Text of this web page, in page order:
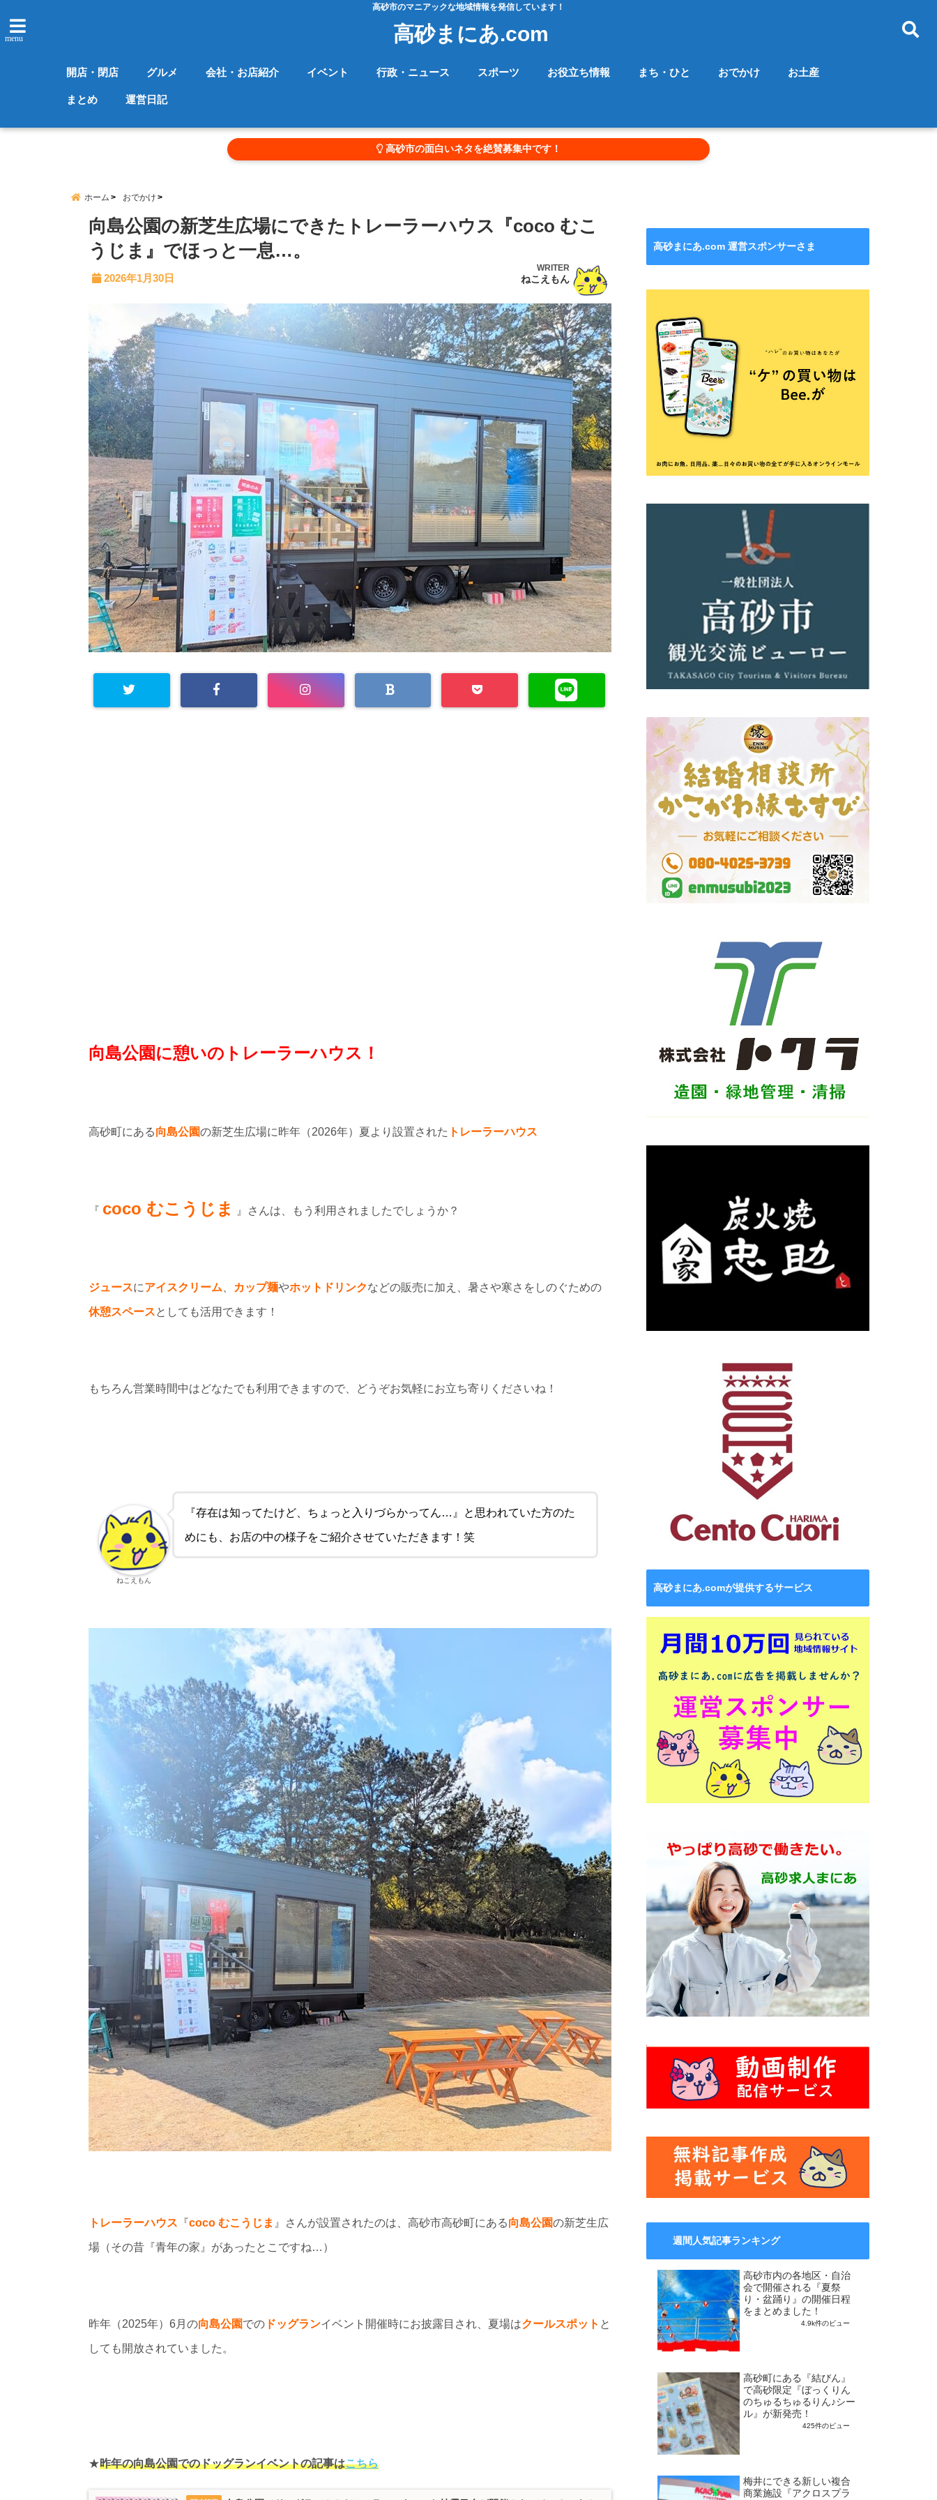
高砂市のマニアックな地域情報を発信しています！
menu 高砂まにあ.com
開店・閉店 グルメ 会社・お店紹介 イベント 行政・ニュース スポーツ お役立ち情報 まち・ひと おでかけ お土産
まとめ 運営日記
高砂市の面白いネタを絶賛募集中です！
ホーム おでかけ
向島公園の新芝生広場にできたトレーラーハウス『coco むこ
うじま』でほっと一息…。
2026年1月30日
WRITER
ねこえもん
向島公園に憩いのトレーラーハウス！
高砂町にある向島公園の新芝生広場に昨年（2026年）夏より設置された トレーラーハウス
『 coco むこうじま 』さんは、もう利用されましたでしょうか？
ジュースにアイスクリーム カップ麺やホットドリンクなどの販売に加え、暑さや寒さをしのぐための
休憩スペースとしても活用できます！
もちろん営業時間中はどなたでも利用できますので、どうぞお気軽にお立ち寄りくださいね！
『存在は知ってたけど、ちょっと入りづらかってん…』と思われていた方のた
めにも、お店の中の様子をご紹介させていただきます！笑
ねこえもん
トレーラーハウス 『coco むこうじま 』さんが設置されたのは、高砂市高砂町にある向島公園の新芝生広
場（その昔『青年の家』があったとこですね…）
昨年（2025年）6月の向島公園での ドッグランイベント開催時にお披露目され、夏場はクールスポット と
しても開放されていました。
★昨年の向島公園でのドッグランイベントの記事はこちら
高砂まにあ.com 運営スポンサーさま
高砂まにあ.comが提供するサービス
週間人気記事ランキング
高砂市内の各地区・自治
会で開催される『夏祭
り・盆踊り』の開催日程
をまとめました！
4.9k件のビュー
高砂町にある『結びん』
で高砂限定『ぼっくりん
のちゅるちゅるりん♪シー
ル』が新発売！
425件のビュー
梅井にできる新しい複合
商業施設『アクロスプラ